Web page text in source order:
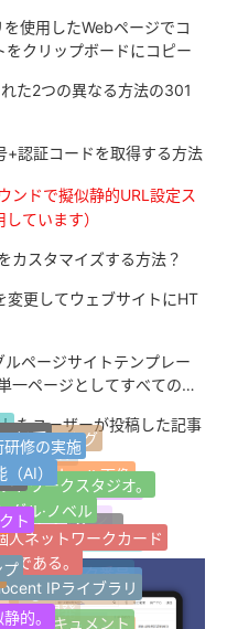
使用したWebページでコ
クリップボードにコピー
た2つの異なる方法の301
認証コードを取得する方法
ンドで擬似静的URL設定ス
ています）
カスタマイズする方法？
更してウェブサイトにHT
ルページサイトテンプレー
一ページとしてすべての記
たユーザーが投稿した記事
ション
ェブサイト
プラグイン
ロパブリック番号
のラベル
人気のハッシュタグ
ランダムラベル
Tag Archives for
ブサイトタグ
サムネール画像
jQuery
Safariブラウザ
ン·ドキュメント
いて
研修の実施
トワークスタジオ。
人ネットワークカード
IPライブラリ
静的。
（AI）
グル·ノベル
である。
プ
ト